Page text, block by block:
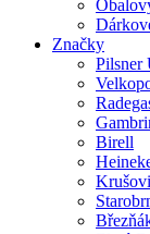
Značky
Pilsner
Birell